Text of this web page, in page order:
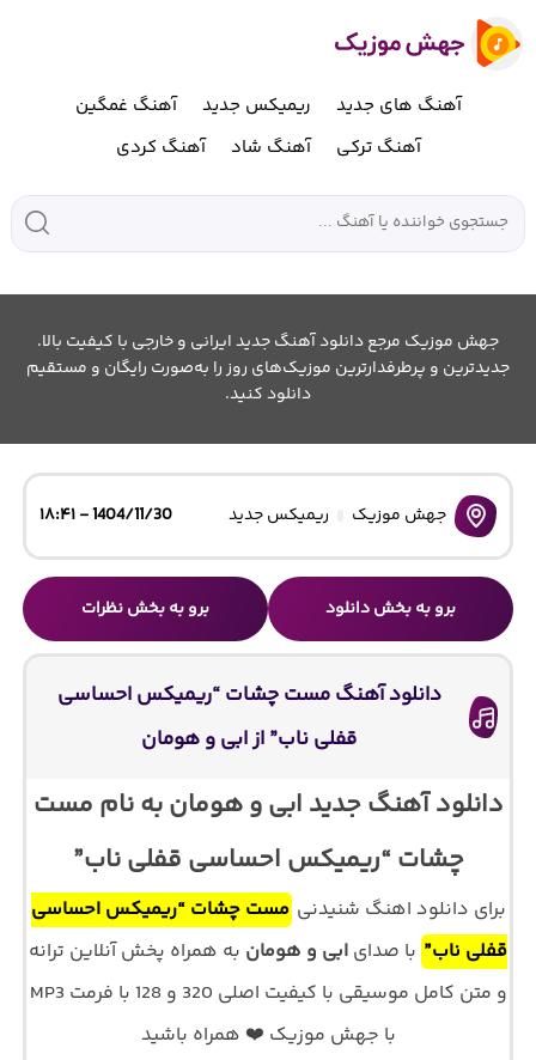
آهنگ های جدید ریمیکس جدید
آهنگ غمگین
آهنگ ترکی
آهنگ شاد آهنگ کردی
جهش موزیک مرجع دانلود آهنگ جدید ایرانی و خارجی با کیفیت بالا.
جدیدترین و پرطرفدارترین موزیک‌های روز را به‌صورت رایگان و مستقیم
دانلود کنید.
جهش موزیک ریمیکس جدید 1404/11/30 - ۱۸:۴۱
برو به بخش دانلود برو به بخش نظرات
دانلود آهنگ مست چشات “ریمیکس احساسی
قفلی ناب” از ابی و هومان
دانلود آهنگ جدید ابی و هومان به نام مست
چشات “ریمیکس احساسی قفلی ناب”
برای دانلود اهنگ شنیدنی مست چشات “ریمیکس احساسی
قفلی ناب” با صدای ابی و هومان به همراه پخش آنلاین ترانه
و متن کامل موسیقی با کیفیت اصلی 320 و 128 با فرمت MP3
با جهش موزیک ❤️ همراه باشید